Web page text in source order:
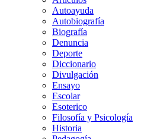
Autoayuda
Autobiografía
Biografía
Denuncia
Deporte
Diccionario
Divulgación
Ensayo
Escolar
Esoterico
Filosofía y Psicología
Historia